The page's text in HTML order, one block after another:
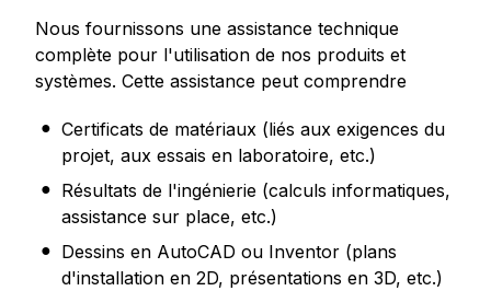
Nous fournissons une assistance technique
complète pour l'utilisation de nos produits et
systèmes. Cette assistance peut comprendre
Certificats de matériaux (liés aux exigences du
projet, aux essais en laboratoire, etc.)
Résultats de l'ingénierie (calculs informatiques,
assistance sur place, etc.)
Dessins en AutoCAD ou Inventor (plans
d'installation en 2D, présentations en 3D, etc.)